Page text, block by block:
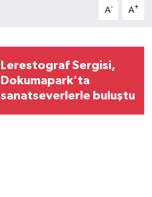
A- A+
Lerestograf Sergisi,
Dokumapark'ta
sanatseverlerle buluştu